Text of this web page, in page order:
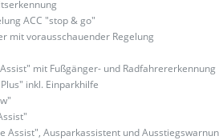
ACC "stop & go"
mit vorausschauender Regelung
mit Fußgänger- und Radfahrererkennung
inkl. Einparkhilfe
Assist", Ausparkassistent und